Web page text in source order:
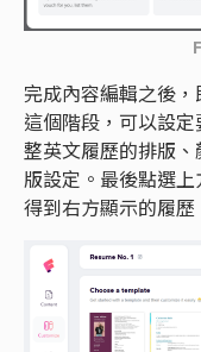
完成內容編輯之後
這個階段，可以設
整英文履歷的排版
版設定。最後點選
得到右方顯示的履歷